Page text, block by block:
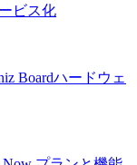
ビス化
Boardハードウェ